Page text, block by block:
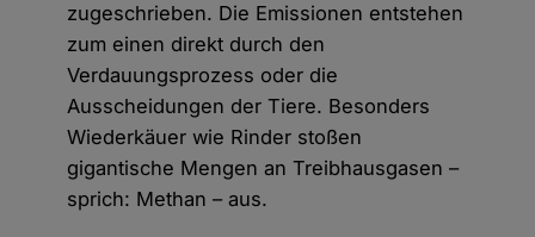
zugeschrieben. Die Emissionen entstehen
zum einen direkt durch den
Verdauungsprozess oder die
Ausscheidungen der Tiere. Besonders
Wiederkäuer wie Rinder stoßen
gigantische Mengen an Treibhausgasen –
sprich: Methan – aus.